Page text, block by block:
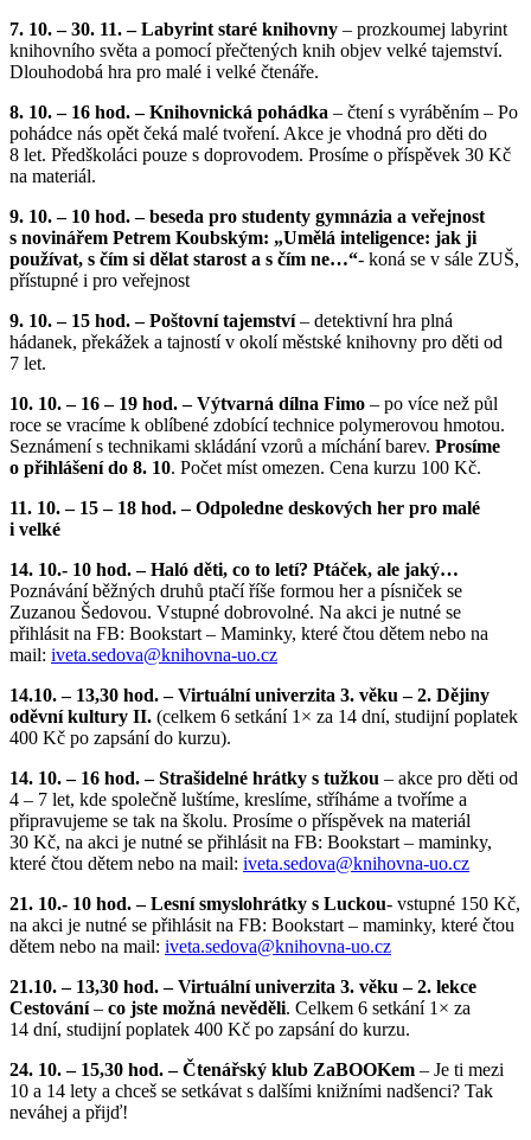
7. 10. – 30. 11. – Labyrint staré knihovny – prozkoumej labyrint
knihovního světa a pomocí přečtených knih objev velké tajemství.
Dlouhodobá hra pro malé i velké čtenáře.
8. 10. – 16 hod. – Knihovnická pohádka – čtení s vyráběním – Po
pohádce nás opět čeká malé tvoření. Akce je vhodná pro děti do
8 let. Předškoláci pouze s doprovodem. Prosíme o příspěvek 30 Kč
na materiál.
9. 10. – 10 hod. – beseda pro studenty gymnázia a veřejnost
s novinářem Petrem Koubským: „Umělá inteligence: jak ji
používat, s čím si dělat starost a s čím ne…“- koná se v sále ZUŠ,
přístupné i pro veřejnost
9. 10. – 15 hod. – Poštovní tajemství– detektivní hra plná
hádanek, překážek a tajností v okolí městské knihovny pro děti od
7 let.
10. 10. – 16 – 19 hod. – Výtvarná dílna Fimo – po více než půl
roce se vracíme k oblíbené zdobící technice polymerovou hmotou.
Seznámení s technikami skládání vzorů a míchání barev. Prosíme
o přihlášení do 8. 10. Počet míst omezen. Cena kurzu 100 Kč.
11. 10. – 15 – 18 hod. – Odpoledne deskových her pro malé
i velké
14. 10.- 10 hod. – Haló děti, co to letí? Ptáček, ale jaký…
Poznávání běžných druhů ptačí říše formou her a písniček se
Zuzanou Šedovou. Vstupné dobrovolné. Na akci je nutné se
přihlásit na FB: Bookstart – Maminky, které čtou dětem nebo na
mail: iveta.sedova@knihovna-uo.cz
14.10. – 13,30 hod. – Virtuální univerzita 3. věku – 2. Dějiny
oděvní kultury II. (celkem 6 setkání 1× za 14 dní, studijní poplatek
400 Kč po zapsání do kurzu).
14. 10. – 16 hod. – Strašidelné hrátky s tužkou – akce pro děti od
4 – 7 let, kde společně luštíme, kreslíme, stříháme a tvoříme a
připravujeme se tak na školu. Prosíme o příspěvek na materiál
30 Kč, na akci je nutné se přihlásit na FB: Bookstart – maminky,
které čtou dětem nebo na mail: iveta.sedova@knihovna-uo.cz
21. 10.- 10 hod. – Lesní smyslohrátky s Luckou- vstupné 150 Kč,
na akci je nutné se přihlásit na FB: Bookstart – maminky, které čtou
dětem nebo na mail: iveta.sedova@knihovna-uo.cz
21.10. – 13,30 hod. – Virtuální univerzita 3. věku – 2. lekce
Cestování– co jste možná nevěděli. Celkem 6 setkání 1× za
14 dní, studijní poplatek 400 Kč po zapsání do kurzu.
24. 10. – 15,30 hod. – Čtenářský klub ZaBOOKem – Je ti mezi
10 a 14 lety a chceš se setkávat s dalšími knižními nadšenci? Tak
neváhej a přijď!